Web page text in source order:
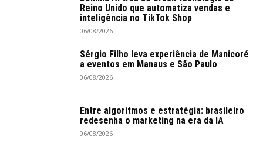
Reino Unido que automatiza vendas e
inteligência no TikTok Shop
06/08/2026
Sérgio Filho leva experiência de Manicoré
a eventos em Manaus e São Paulo
06/08/2026
Entre algoritmos e estratégia: brasileiro
redesenha o marketing na era da IA
06/08/2026